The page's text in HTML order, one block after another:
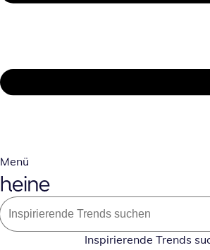
Menü
Inspirierende Trends